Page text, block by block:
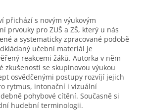
přichází s novým výukovým
prvouky pro ZUŠ a ZŠ, který u nás
a systematicky zpracované podobě
učební materiál je
reakcemi žáků. Autorka v něm
zkušenosti se skupinovou výukou
osvědčenými postupy rozvíjí jejich
rytmus, intonační i vizuální
pohybové cítění. Současně si
hudební terminologii.